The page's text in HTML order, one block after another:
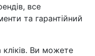
все
та гарантійний
Ви можете